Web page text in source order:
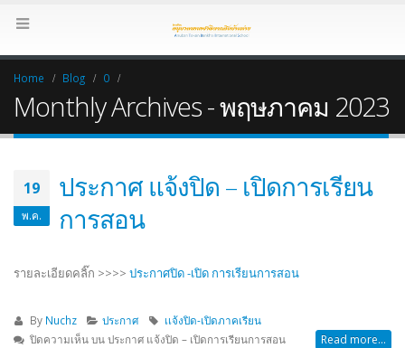
Home Blog 0
Monthly Archives - พฤษภาคม 2023
19
พ.ค.
ประกาศ แจ้งปิด – เปิดการเรียน
การสอน
รายละเอียดคลิ๊ก >>>> ประกาศปิด -เปิด การเรียนการสอน
By Nuchz ประกาศ
เเจ้งปิด-เปิดภาคเรียน
ปิดความเห็นบน ประกาศ แจ้งปิด – เปิดการเรียนการสอน Read more...